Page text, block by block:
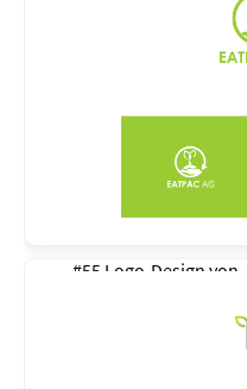
#55 Logo-Design von